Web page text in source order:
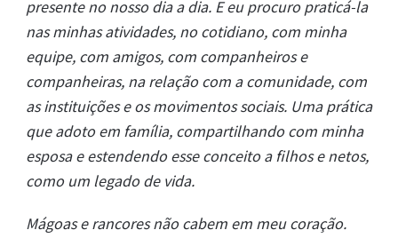
presente no nosso dia a dia. E eu procuro praticá-la
nas minhas atividades, no cotidiano, com minha
equipe, com amigos, com companheiros e
companheiras, na relação com a comunidade, com
as instituições e os movimentos sociais. Uma prática
que adoto em família, compartilhando com minha
esposa e estendendo esse conceito a filhos e netos,
como um legado de vida.
Mágoas e rancores não cabem em meu coração.